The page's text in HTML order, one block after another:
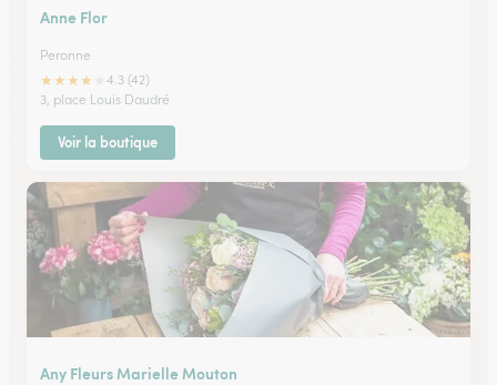
Anne Flor
Peronne
★★★★
4.3 (42)
3, place Louis Daudré
Voir la boutique
Any Fleurs Marielle Mouton